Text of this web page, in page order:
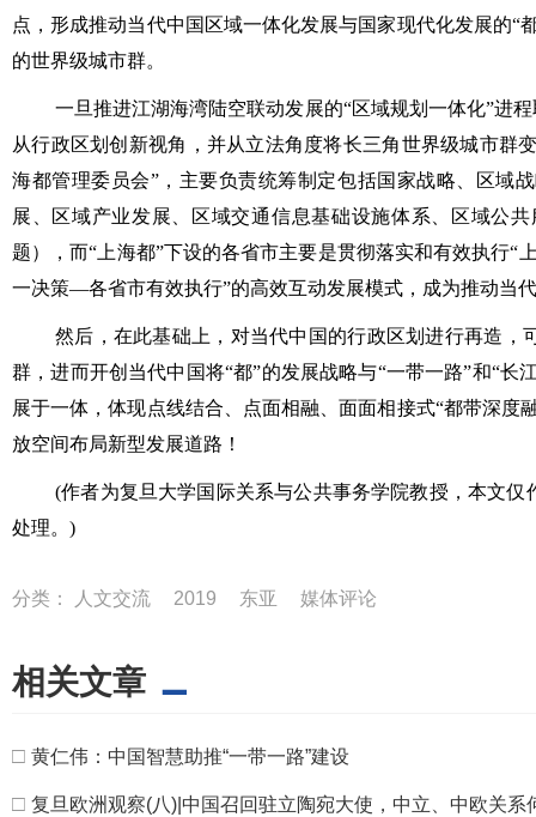
点，形成推动当代中国区域一体化发展与国家现代化发展的
的世界级城市群。
一旦推进江湖海湾陆空联动发展的“区域规划一体化”进
从行政区划创新视角，并从立法角度将长三角世界级城市群
海都管理委员会”，主要负责统筹制定包括国家战略、区域
展、区域产业发展、区域交通信息基础设施体系、区域公
题），而“上海都”下设的各省市主要是贯彻落实和有效执行“
一决策—各省市有效执行”的高效互动发展模式，成为推动当
然后，在此基础上，对当代中国的行政区划进行再造
群，进而开创当代中国将“都”的发展战略与“一带一路”和“
展于一体，体现点线结合、点面相融、面面相接式“都带深
放空间布局新型发展道路！
(作者为复旦大学国际关系与公共事务学院教授， 本文仅
处理。 )
分类： 人文交流 2019 东亚 媒体评论
相关文章
□ 黄仁伟：中国智慧助推“一带一路”建设
□ 复旦欧洲观察(八)|中国召回驻立陶宛大使，中立、中欧关系